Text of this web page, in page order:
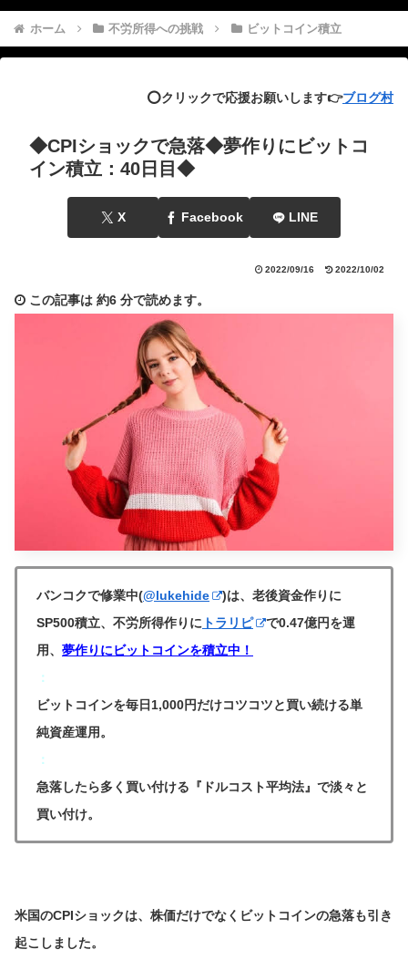
ホーム 不労所得への挑戦 ビットコイン積立
⭕️クリックで応援お願いします👉ブログ村
◆CPIショックで急落◆夢作りにビットコ
イン積立：40日目◆
X Facebook LINE
2022/09/16 2022/10/02
この記事は 約6 分で読めます。
バンコクで修業中(@lukehide
)は、老後資金作りに
SP500積立、不労所得作りに トラリピ
で0.47億円を運
用、 夢作りにビットコインを積立中！
：
ビットコインを毎日1,000円だけコツコツと買い続ける単
純資産運用。
：
急落したら多く買い付ける『ドルコスト平均法』で淡々と
買い付け。
米国のCPIショックは、株価だけでなくビットコインの急落も引き
起こしました。